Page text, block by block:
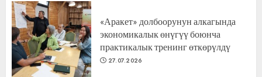
«Аракет» долбоорунун алкагында
экономикалык өнүгүү боюнча
практикалык тренинг өткөрүлдү
27.07.2026